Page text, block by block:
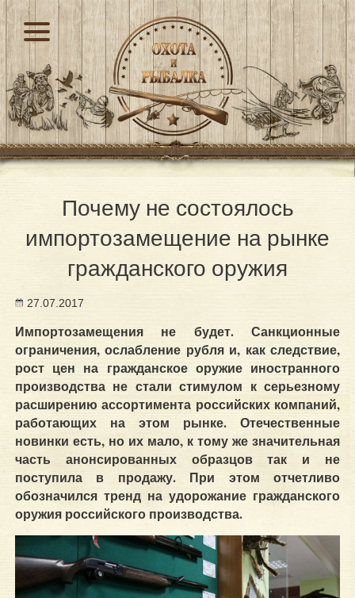
Почему не состоялось
импортозамещение на рынке
гражданского оружия
27.07.2017
Импортозамещения не будет. Санкционные
ограничения, ослабление рубля и, как следствие,
рост цен на гражданское оружие иностранного
производства не стали стимулом к серьезному
расширению ассортимента российских компаний,
работающих на этом рынке. Отечественные
новинки есть, но их мало, к тому же значительная
часть анонсированных образцов так и не
поступила в продажу. При этом отчетливо
обозначился тренд на удорожание гражданского
оружия российского производства.